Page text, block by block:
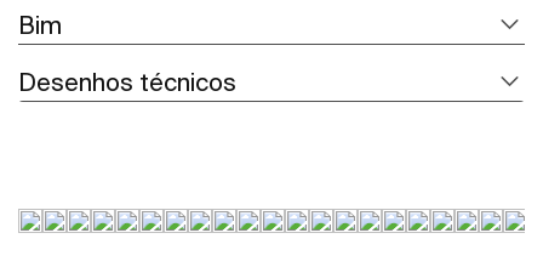
Bim
Desenhos técnicos